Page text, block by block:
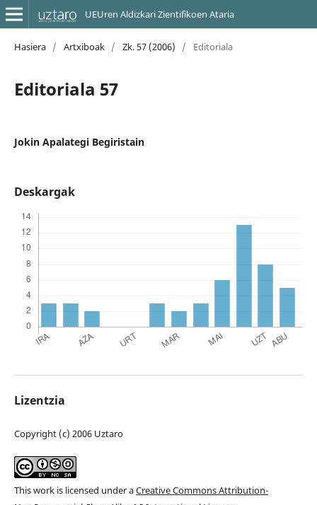
UEUren Aldizkari Zientifikoen Ataria
Hasiera / Artxiboak / Zk. 57 (2006) / Editoriala
Editoriala 57
Jokin Apalategi Begiristain
Deskargak
Lizentzia
Copyright (c) 2006 Uztaro
This work is licensed under aCreative Commons Attribution-